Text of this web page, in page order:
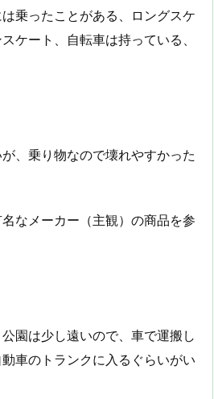
乗ったことがある、ロングスケ
ケート、自転車は持っている、
、乗り物なので壊れやすかった
なメーカー（主観）の商品を参
園は少し遠いので、車で運搬し
車のトランクに入るぐらいがい